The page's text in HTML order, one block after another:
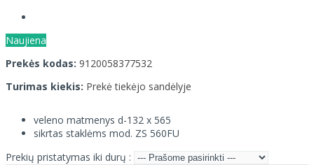
Naujiena
Prekės kodas: 9120058377532
Turimas kiekis: Prekė tiekėjo sandėlyje
veleno matmenys d-132 x 565
sikrtas staklėms mod. ZS 560FU
Prekių pristatymas iki durų :